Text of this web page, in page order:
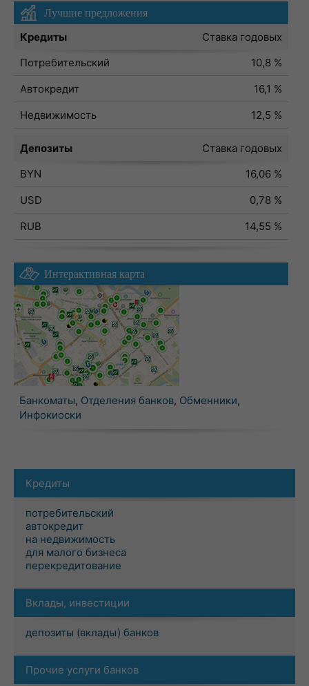
Лучшие предложения
Кредиты
Ставка годовых
Потребительский
10,8 %
Автокредит
16,1 %
Недвижимость
12,5 %
Депозиты
Ставка годовых
BYN
16,06 %
USD
0,78 %
RUB
14,55 %
Интерактивная карта
Банкоматы, Отделения банков, Обменники,
Инфокиоски
Кредиты
потребительский
автокредит
на недвижимость
для малого бизнеса
перекредитование
Вклады, инвестиции
депозиты (вклады) банков
Прочие услуги банков